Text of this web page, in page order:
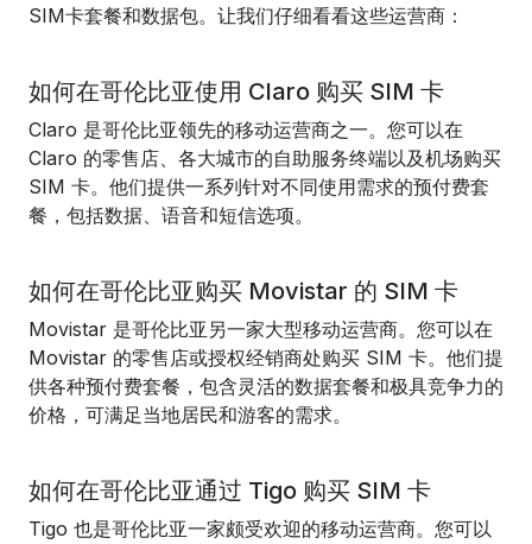
SIM卡套餐和数据包。让我们仔细看看这些运营商：
如何在哥伦比亚使用 Claro 购买 SIM 卡
Claro 是哥伦比亚领先的移动运营商之一。您可以在
Claro 的零售店、各大城市的自助服务终端以及机场购买
SIM 卡。他们提供一系列针对不同使用需求的预付费套
餐，包括数据、语音和短信选项。
如何在哥伦比亚购买 Movistar 的 SIM 卡
Movistar 是哥伦比亚另一家大型移动运营商。您可以在
Movistar 的零售店或授权经销商处购买 SIM 卡。他们提
供各种预付费套餐，包含灵活的数据套餐和极具竞争力的
价格，可满足当地居民和游客的需求。
如何在哥伦比亚通过 Tigo 购买 SIM 卡
Tigo 也是哥伦比亚一家颇受欢迎的移动运营商。您可以